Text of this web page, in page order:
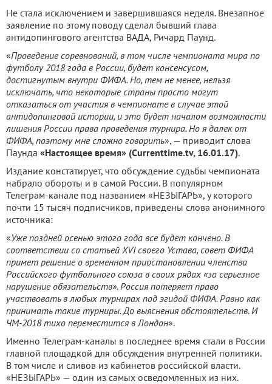
Не стала исключением и завершившаяся неделя. Внезапное
заявление по этому поводу сделал бывший глава
антидопингового агентства ВАДА, Ричард Паунд.
«Проведение соревнований, в том числе чемпионата мира по
футболу 2018 года в России, будет консенсусом,
достигнутым внутри ФИФА. Но, тем не менее, нельзя
исключать, что некоторые страны просто могут
отказаться от участия в чемпионате в случае этой
антидопинговой истории, и это будет началом возможности
лишения России права проведения турнира. Но я далек от
ФИФА, поэтому мне сложно говорить», — приводит слова
Паунда «Настоящее время» (Currenttime.tv, 16.01.17).
Издание констатирует, что обсуждение судьбы чемпионата
набрало обороты и в самой России. В популярном
Телеграм-канале под названием «НЕЗЫГАРЬ», у которого
почти 15 тысяч подписчиков, приведены слова анонимного
источника:
«Уже поздней осенью этого года все будет кончено. В
соответствии со статьей XVI своего Устава, совет ФИФА
примет решение о временном приостановлении членства
Российского футбольного союза в своих рядах «за серьезное
нарушение обязательств». Россия потеряет право
участвовать в любых турнирах под эгидой ФИФА. Равно как
принимать такие турниры. До выяснения обстоятельств. И
ЧМ-2018 тихо переместится в Лондон».
Именно Телеграм-каналы в последнее время стали в России
главной площадкой для обсуждения внутренней политики.
В том числе и сливов из кабинетов российской власти.
«НЕЗЫГАРЬ» — один из самых осведомленных из них.